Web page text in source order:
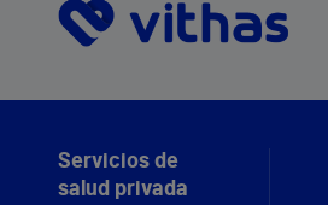
Servicios de
salud privada